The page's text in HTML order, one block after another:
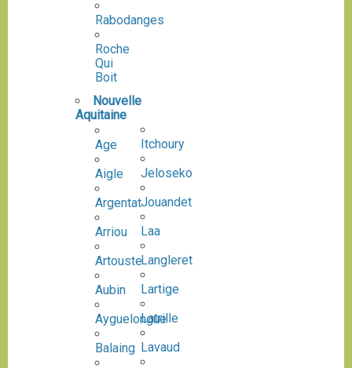
Rabodanges
Roche
Qui
Boit
Nouvelle
Aquitaine
Age
Aigle
Argentat
Arriou
Artouste
Aubin
Ayguelongue
Balaing
Itchoury
Jeloseko
Jouandet
Laa
Langleret
Lartige
Latrille
Lavaud